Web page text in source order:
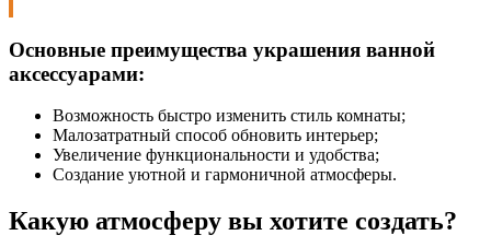
Основные преимущества украшения ванной
аксессуарами:
Возможность быстро изменить стиль комнаты;
Малозатратный способ обновить интерьер;
Увеличение функциональности и удобства;
Создание уютной и гармоничной атмосферы.
Какую атмосферу вы хотите создать?